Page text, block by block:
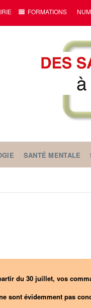
FORMATIONS
SANTÉ MENTALE
du 30 juillet, vos
sont évidemment pas